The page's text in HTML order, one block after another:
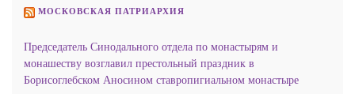
МОСКОВСКАЯ ПАТРИАРХИЯ
Председатель Синодального отдела по монастырям и
монашеству возглавил престольный праздник в
Борисоглебском Аносином ставропигиальном монастыре